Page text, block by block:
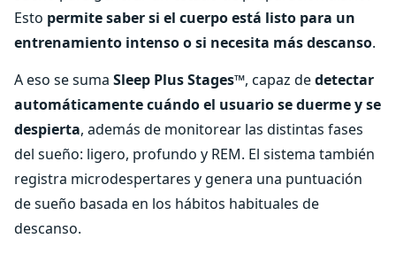
Esto permite saber si el cuerpo está listo para un
entrenamiento intenso o si necesita más descanso.
A eso se suma Sleep Plus Stages™, capaz dedetectar
automáticamente cuándo el usuario se duerme y se
despierta, además de monitorear las distintas fases
del sueño: ligero, profundo y REM. El sistema también
registra microdespertares y genera una puntuación
de sueño basada en los hábitos habituales de
descanso.